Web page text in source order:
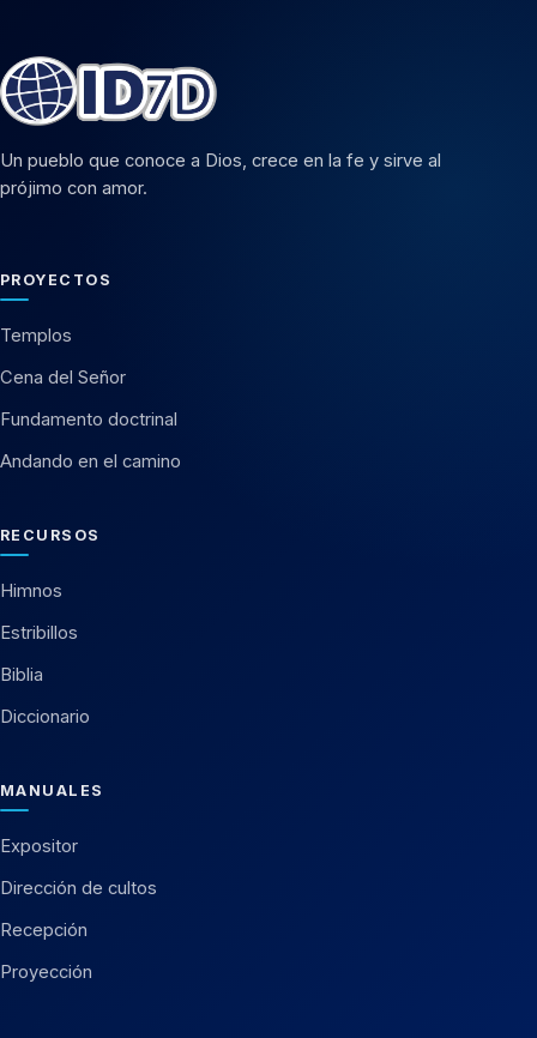
Un pueblo que conoce a Dios, crece en la fe y sirve al
prójimo con amor.
PROYECTOS
Templos
Cena del Señor
Fundamento doctrinal
Andando en el camino
RECURSOS
Himnos
Estribillos
Biblia
Diccionario
MANUALES
Expositor
Dirección de cultos
Recepción
Proyección